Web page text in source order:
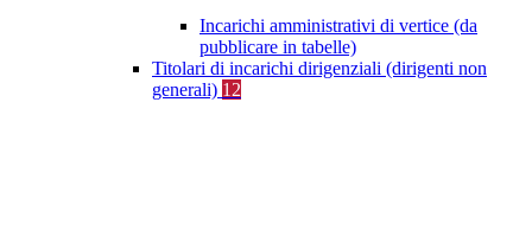
Incarichi amministrativi di vertice (da
pubblicare in tabelle)
Titolari di incarichi dirigenziali (dirigenti non
generali) 12